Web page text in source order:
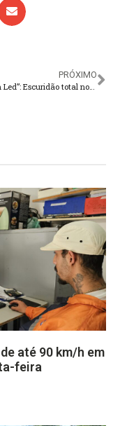
PRÓXIMO
até 90 km/h em
feira